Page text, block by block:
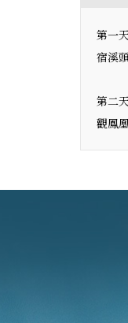
第一
宿溪
第二
觀鳳